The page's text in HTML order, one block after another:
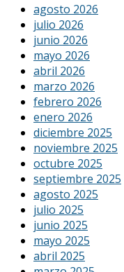
agosto 2026
julio 2026
junio 2026
mayo 2026
abril 2026
marzo 2026
febrero 2026
enero 2026
diciembre 2025
noviembre 2025
octubre 2025
septiembre 2025
agosto 2025
julio 2025
junio 2025
mayo 2025
abril 2025